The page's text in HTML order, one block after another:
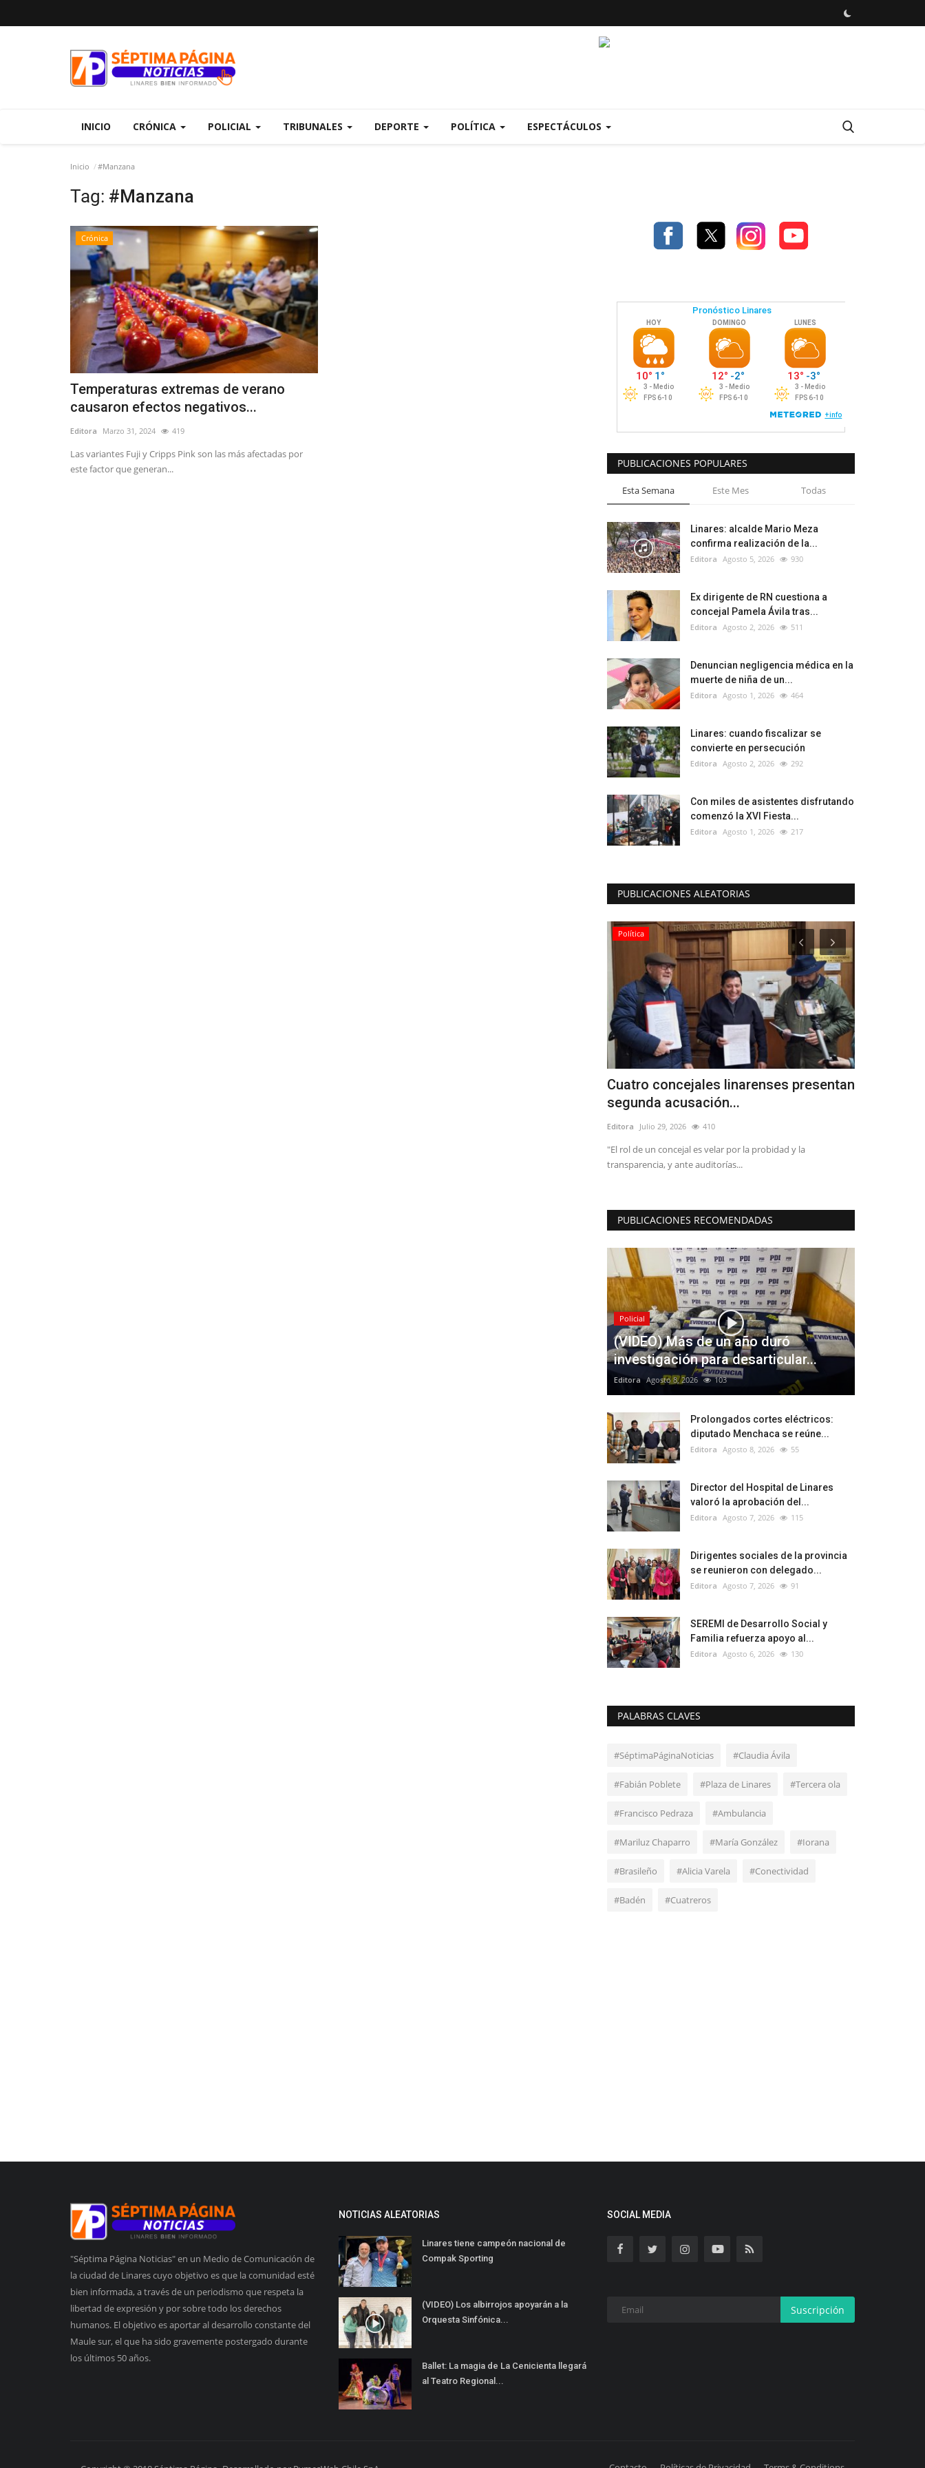
INICIO CRÓNICA POLICIAL TRIBUNALES DEPORTE POLÍTICA ESPECTÁCULOS
Inicio #Manzana
Tag: #Manzana
Crónica
Temperaturas extremas de verano
causaron efectos negativos...
Editora Marzo 31, 2024 419
Las variantes Fuji y Cripps Pink son las más afectadas por
este factor que generan...
PUBLICACIONES POPULARES
Esta Semana Este Mes Todas
Linares: alcalde Mario Meza
confirma realización de la...
Editora Agosto 5, 2026 930
Ex dirigente de RN cuestiona a
concejal Pamela Ávila tras...
Editora Agosto 2, 2026 511
Denuncian negligencia médica en la
muerte de niña de un...
Editora Agosto 1, 2026 464
Linares: cuando fiscalizar se
convierte en persecución
Editora Agosto 2, 2026 292
Con miles de asistentes disfrutando
comenzó la XVI Fiesta...
Editora Agosto 1, 2026 217
PUBLICACIONES ALEATORIAS
Política
Cuatro concejales linarenses presentan
segunda acusación...
Editora Julio 29, 2026 410
"El rol de un concejal es velar por la probidad y la
transparencia, y ante auditorías...
PUBLICACIONES RECOMENDADAS
Policial
(VIDEO) Más de un año duró
investigación para desarticular...
Editora Agosto 8, 2026 103
Prolongados cortes eléctricos:
diputado Menchaca se reúne...
Editora Agosto 8, 2026 55
Director del Hospital de Linares
valoró la aprobación del...
Editora Agosto 7, 2026 115
Dirigentes sociales de la provincia
se reunieron con delegado...
Editora Agosto 7, 2026 91
SEREMI de Desarrollo Social y
Familia refuerza apoyo al...
Editora Agosto 6, 2026 130
PALABRAS CLAVES
#SéptimaPáginaNoticias #Claudia Ávila
#Fabián Poblete #Plaza de Linares #Tercera ola
#Francisco Pedraza #Ambulancia
#Mariluz Chaparro #María González #Iorana
#Brasileño #Alicia Varela #Conectividad
#Badén #Cuatreros
"Séptima Página Noticias" en un Medio de Comunicación de
la ciudad de Linares cuyo objetivo es que la comunidad esté
bien informada, a través de un periodismo que respeta la
libertad de expresión y por sobre todo los derechos
humanos. El objetivo es aportar al desarrollo constante del
Maule sur, el que ha sido gravemente postergado durante
los últimos 50 años.
NOTICIAS ALEATORIAS
Linares tiene campeón nacional de
Compak Sporting
(VIDEO) Los albirrojos apoyarán a la
Orquesta Sinfónica...
Ballet: La magia de La Cenicienta llegará
al Teatro Regional...
SOCIAL MEDIA
Suscripción